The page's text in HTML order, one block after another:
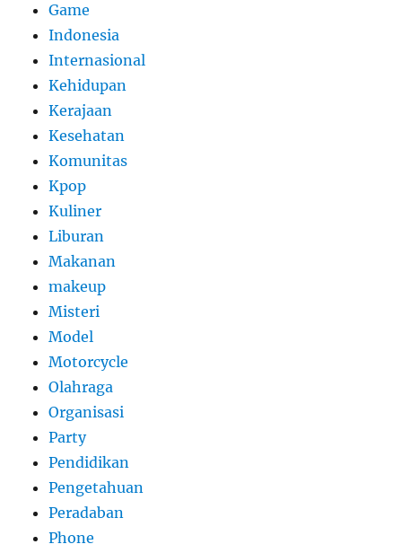
Game
Indonesia
Internasional
Kehidupan
Kerajaan
Kesehatan
Komunitas
Kpop
Kuliner
Liburan
Makanan
makeup
Misteri
Model
Motorcycle
Olahraga
Organisasi
Party
Pendidikan
Pengetahuan
Peradaban
Phone